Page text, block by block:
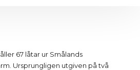
67 låtar ur Smålands
Ursprungligen utgiven på två